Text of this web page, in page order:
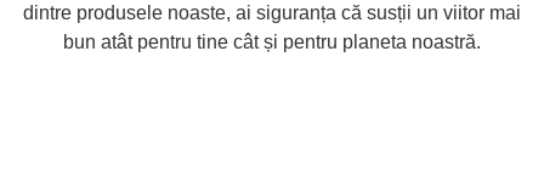
dintre produsele noaste, ai siguranța că susții un viitor mai
bun atât pentru tine cât și pentru planeta noastră.